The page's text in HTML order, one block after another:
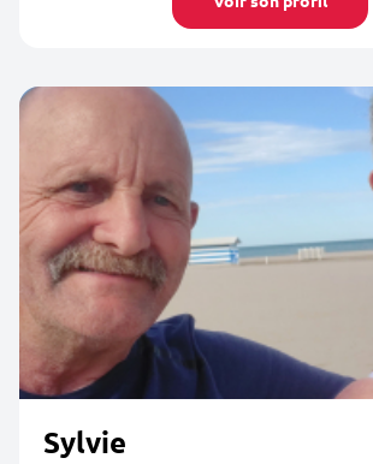
Sylvie